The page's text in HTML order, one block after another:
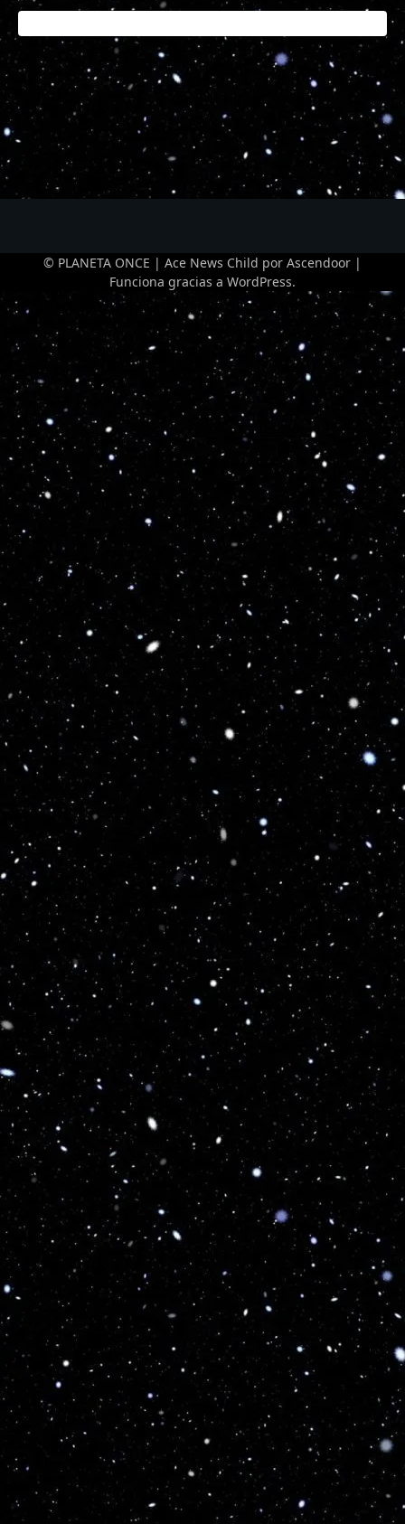
© PLANETA ONCE | Ace News Child por Ascendoor |
Funciona gracias a WordPress.
Optimized by Seraphinite Accelerator
Turns on site high speed to be attractive for people and search engines.